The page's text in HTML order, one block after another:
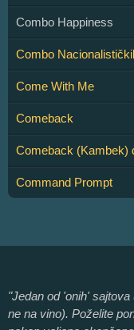
Combo Happiness
Combo
Come With Me
Comeback
Comeback (Kambek)
Command Prompt
"Jedan od 'onih'
ne na vino). Poželite